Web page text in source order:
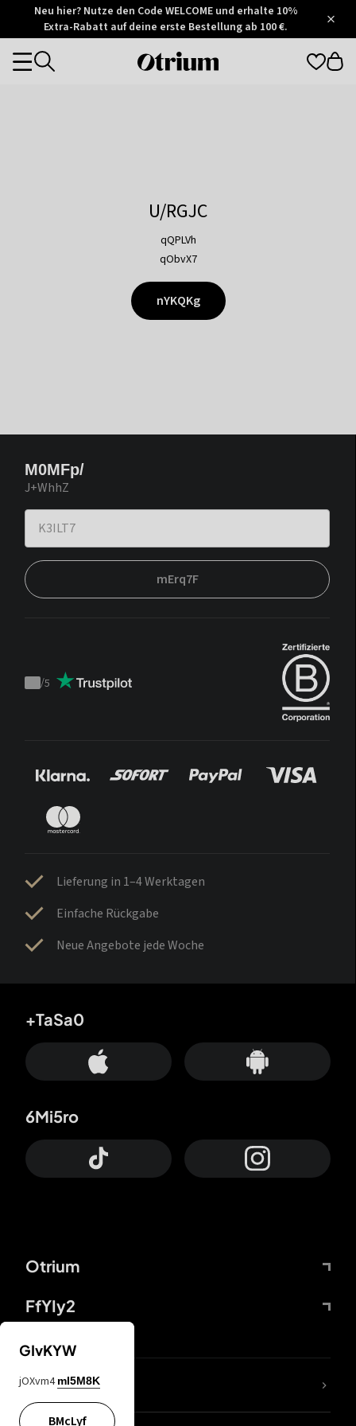
Otrium
Trustpilot
Neu hier? Nutze den Code WELCOME und erhalte 10%
Extra-Rabatt auf deine erste Bestellung ab 100 €.
Otrium
Categories
U/RGJC
qQPLVh
qObvX7
nYKQKg
M0MFp/
J+WhhZ
mErq7F
Trustpilot
/5
Lieferung in 1–4 Werktagen
Einfache Rückgabe
Neue Angebote jede Woche
Otrium
FfYIy2
+TaSa0
6Mi5ro
DDcvSo
GIvKYW
jOXvm4 mI5M8K
BMcLyf